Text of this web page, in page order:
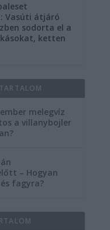
Vasúti átjáró
sodorta el a
ketten
melegvíz
a villanybojler
– Hogyan
fagyra?